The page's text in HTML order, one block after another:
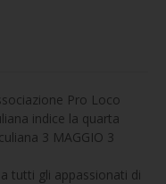
Pro Loco
indice la quarta
3 MAGGIO 3
tutti gli appassionati di